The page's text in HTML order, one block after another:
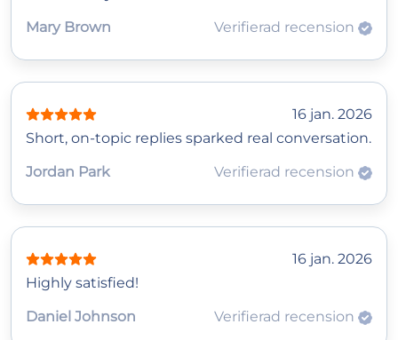
Mary Brown
Verifierad recension
16 jan. 2026
Short, on‑topic replies sparked real conversation.
Jordan Park
Verifierad recension
16 jan. 2026
Highly satisfied!
Daniel Johnson
Verifierad recension